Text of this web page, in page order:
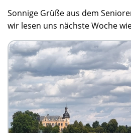
Sonnige Grüße aus dem
wir lesen uns nächste Woche